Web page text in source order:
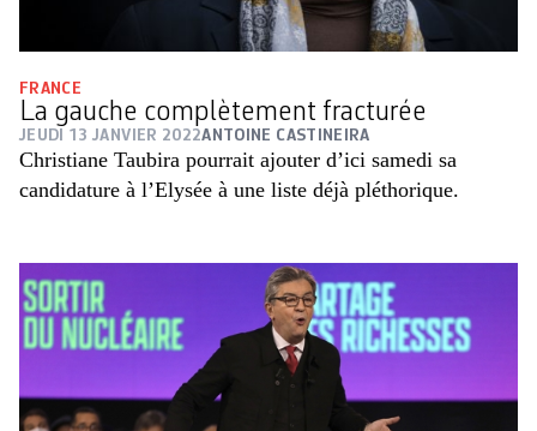
FRANCE
La gauche complètement fracturée
JEUDI 13 JANVIER 2022ANTOINE CASTINEIRA
Christiane Taubira pourrait ajouter d’ici samedi sa
candidature à l’Elysée à une liste déjà pléthorique.